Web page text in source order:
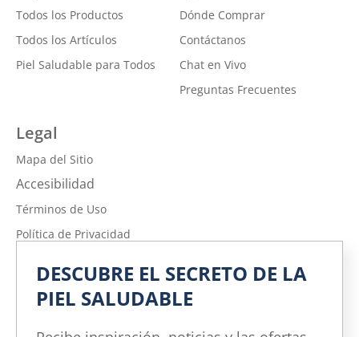
Todos los Productos
Todos los Artículos
Piel Saludable para Todos
Dónde Comprar
Contáctanos
Chat en Vivo
Preguntas Frecuentes
Legal
Mapa del Sitio
Accesibilidad
Términos de Uso
Política de Privacidad
Política de Privacidad de la Información sobre la Salud del
Consumidor
Limitar el uso de mi información personal confidencial
DESCUBRE EL SECRETO DE LA
PIEL SALUDABLE